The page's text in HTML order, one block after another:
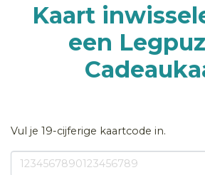
Kaart
een
Vul je 19-cijferige kaartcode in.